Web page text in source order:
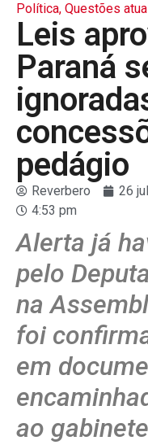
Política, Questões
Leis
Paraná
pedágio
Reverbero 26
4:53 pm
Alerta já
pelo
na
foi
em
ao